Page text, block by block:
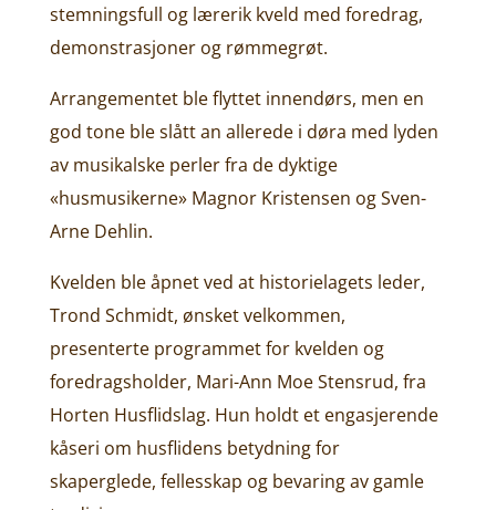
stemningsfull og lærerik kveld med foredrag,
demonstrasjoner og rømmegrøt.
Arrangementet ble flyttet innendørs, men en
god tone ble slått an allerede i døra med lyden
av musikalske perler fra de dyktige
«husmusikerne» Magnor Kristensen og Sven-
Arne Dehlin.
Kvelden ble åpnet ved at historielagets leder,
Trond Schmidt, ønsket velkommen,
presenterte programmet for kvelden og
foredragsholder, Mari-Ann Moe Stensrud, fra
Horten Husflidslag. Hun holdt et engasjerende
kåseri om husflidens betydning for
skaperglede, fellesskap og bevaring av gamle